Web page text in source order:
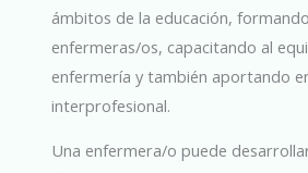
ámbitos de la educación,
enfermeras/os, capacitando al
enfermería y también aportando
interprofesional.
Una enfermera/o puede